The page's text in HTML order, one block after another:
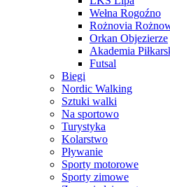
Wełna Rogoźno
Rożnovia
Orkan Objezierze
Akademia
Futsal
Biegi
Nordic Walking
Sztuki walki
Na sportowo
Turystyka
Kolarstwo
Pływanie
Sporty motorowe
Sporty zimowe